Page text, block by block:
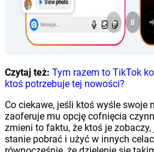
Czytaj też: Tym razem to TikTok
ktoś potrzebuje tej nowości?
Co ciekawe, jeśli ktoś wyśle swoje
zaoferuje mu opcję cofnięcia
zmieni to faktu, że ktoś je
stanie pobrać i użyć w innych